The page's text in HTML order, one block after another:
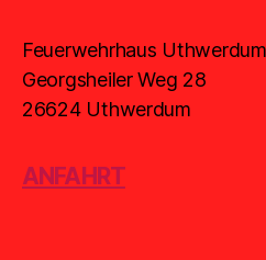
Feuerwehrhaus Uthwerdum
Georgsheiler Weg 28
26624 Uthwerdum
ANFAHRT